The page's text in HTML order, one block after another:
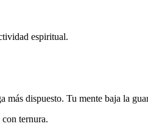
espiritual.
dispuesto. Tu mente baja la
ternura.